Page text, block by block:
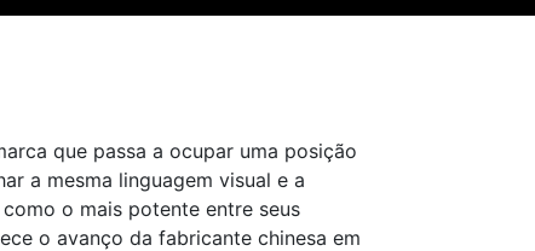
que passa a ocupar uma posição
a mesma linguagem visual e a
o mais potente entre seus
o avanço da fabricante chinesa em